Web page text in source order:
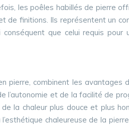
les poêles habillés de pierre
finitions. Ils représentent un
que celui requis pour
pierre, combinent les
et de la facilité de
la chaleur plus douce et plus
chaleureuse de la